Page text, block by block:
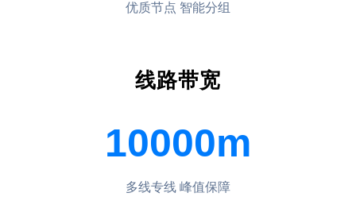
优质节点 智能分组
线路带宽
10000m
多线专线 峰值保障